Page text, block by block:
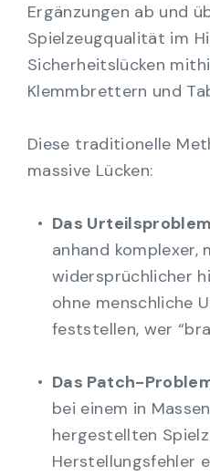
Ergänzungen ab und
Spielzeugqualität im
Sicherheitslücken
Klemmbrettern und
Diese traditionelle
massive Lücken:
Das
anhand komplexer,
widersprüchlicher
ohne menschliche
feststellen, wer
Das Patch-
bei einem in
hergestellten
Herstellungsfehler